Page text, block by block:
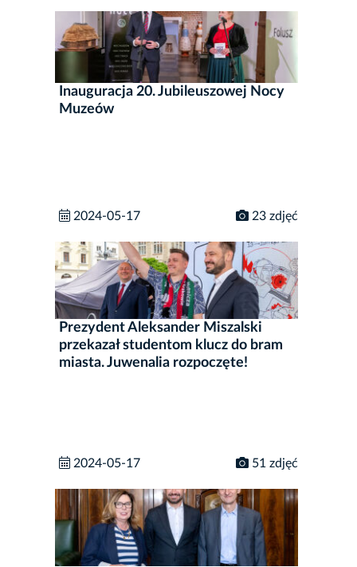
Inauguracja 20. Jubileuszowej Nocy
Muzeów
2024-05-17 23 zdjęć
Prezydent Aleksander Miszalski
przekazał studentom klucz do bram
miasta. Juwenalia rozpoczęte!
2024-05-17 51 zdjęć